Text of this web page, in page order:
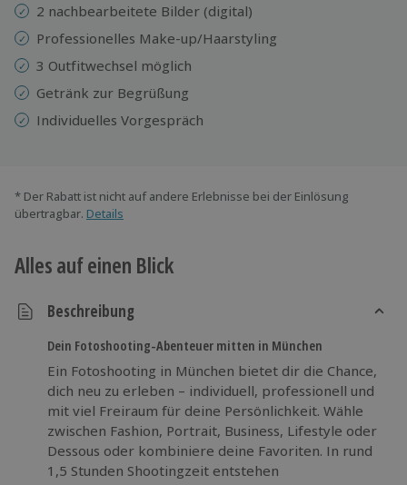
2 nachbearbeitete Bilder (digital)
Professionelles Make-up/Haarstyling
3 Outfitwechsel möglich
Getränk zur Begrüßung
Individuelles Vorgespräch
* Der Rabatt ist nicht auf andere Erlebnisse bei der Einlösung
übertragbar. Details
Alles auf einen Blick
Beschreibung
Dein Fotoshooting-Abenteuer mitten in München
Ein Fotoshooting in München bietet dir die Chance,
dich neu zu erleben – individuell, professionell und
mit viel Freiraum für deine Persönlichkeit. Wähle
zwischen Fashion, Portrait, Business, Lifestyle oder
Dessous oder kombiniere deine Favoriten. In rund
1,5 Stunden Shootingzeit entstehen